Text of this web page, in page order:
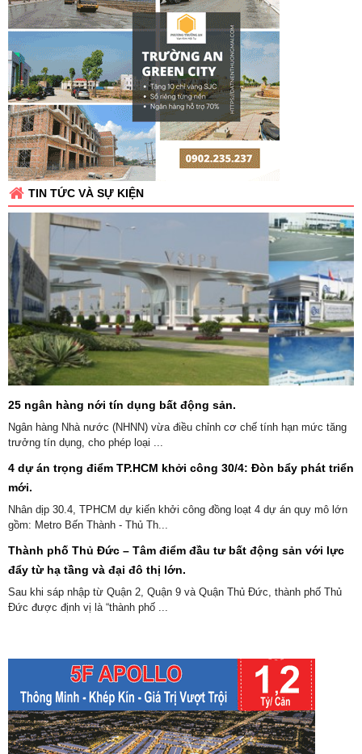
TIN TỨC VÀ SỰ KIỆN
25 ngân hàng nới tín dụng bất động sản.
Ngân hàng Nhà nước (NHNN) vừa điều chỉnh cơ chế tính hạn mức tăng
trưởng tín dụng, cho phép loại ...
4 dự án trọng điểm TP.HCM khởi công 30/4: Đòn bẩy phát triển
mới.
Nhân dịp 30.4, TPHCM dự kiến khởi công đồng loạt 4 dự án quy mô lớn
gồm: Metro Bến Thành - Thủ Th...
Thành phố Thủ Đức – Tâm điểm đầu tư bất động sản với lực
đẩy từ hạ tầng và đại đô thị lớn.
Sau khi sáp nhập từ Quận 2, Quận 9 và Quận Thủ Đức, thành phố Thủ
Đức được định vị là “thành phố ...